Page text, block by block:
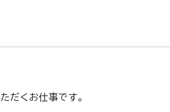
だくお仕事です。